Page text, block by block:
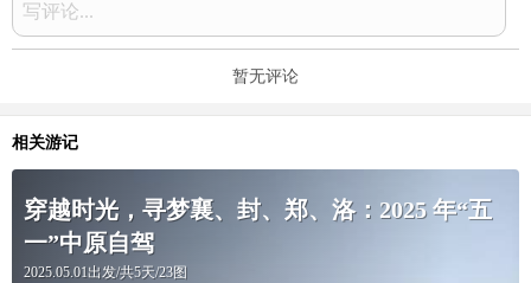
写评论...
暂无评论
相关游记
穿越时光，寻梦襄、封、郑、洛：2025 年“五
一”中原自驾
2025.05.01出发/共5天/23图